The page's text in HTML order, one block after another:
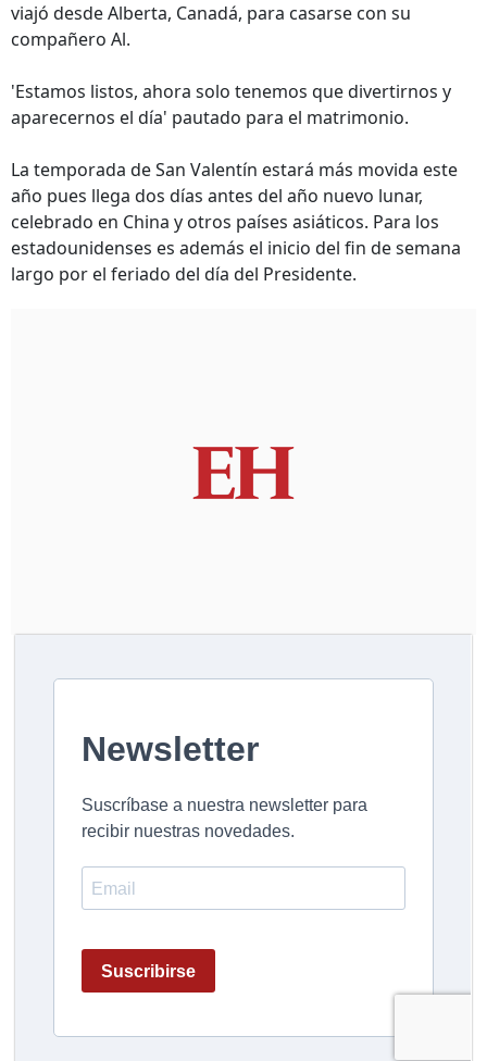
viajó desde Alberta, Canadá, para casarse con su
compañero Al.
'Estamos listos, ahora solo tenemos que divertirnos y
aparecernos el día' pautado para el matrimonio.
La temporada de San Valentín estará más movida este
año pues llega dos días antes del año nuevo lunar,
celebrado en China y otros países asiáticos. Para los
estadounidenses es además el inicio del fin de semana
largo por el feriado del día del Presidente.